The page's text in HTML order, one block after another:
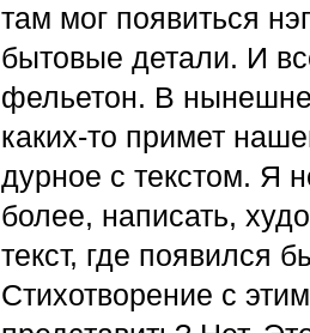
там мог появиться
бытовые детали. И
фельетон. В
каких-то примет
дурное с текстом. Я
более, написать,
текст, где появился
Стихотворение с